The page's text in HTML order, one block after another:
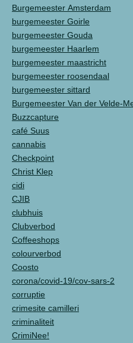
Burgemeester Amsterdam
burgemeester Goirle
burgemeester Gouda
burgemeester Haarlem
burgemeester maastricht
burgemeester roosendaal
burgemeester sittard
Burgemeester Van der Velde-
Buzzcapture
café Suus
cannabis
Checkpoint
Christ Klep
cidi
CJIB
clubhuis
Clubverbod
Coffeeshops
colourverbod
Coosto
corona/covid-19/cov-sars-2
corruptie
crimesite camilleri
criminaliteit
CrimiNee!